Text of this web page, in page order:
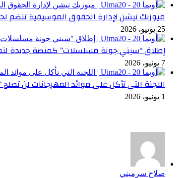
ميوزيك نيشن لإدارة الحقوق الموسيقية
25 يونيو، 2026
إطلاق “سيني جونة مسلسلات” كمنصة جديدة
7 يونيو، 2026
اللجنة التي تأكل على موائد المهرجانات لن تصلح
1 يونيو، 2026
صلاح سرميني